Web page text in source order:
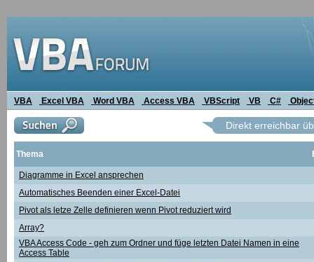
VBA Excel VBA Word VBA Access VBA VBScript VB C#
Direkt erreichbar
Thema
Diagramme in Excel ansprechen
Automatisches Beenden einer Excel-Datei
Pivot als letze Zelle definieren wenn Pivot reduziert wird
Array?
VBA Access Code - geh zum Ordner und füge letzten Datei Namen in eine
Access Table